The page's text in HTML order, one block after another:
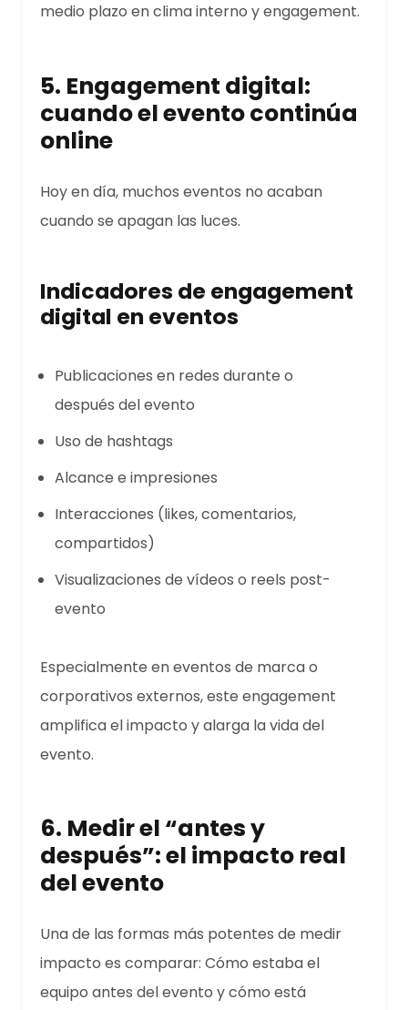
medio plazo en clima interno y engagement.
5. Engagement digital:
cuando el evento continúa
online
Hoy en día, muchos eventos no acaban
cuando se apagan las luces.
Indicadores de engagement
digital en eventos
Publicaciones en redes durante o
después del evento
Uso de hashtags
Alcance e impresiones
Interacciones (likes, comentarios,
compartidos)
Visualizaciones de vídeos o reels post-
evento
Especialmente en eventos de marca o
corporativos externos, este engagement
amplifica el impacto y alarga la vida del
evento.
6. Medir el “antes y
después”: el impacto real
del evento
Una de las formas más potentes de medir
impacto es comparar: Cómo estaba el
equipo antes del evento y cómo está